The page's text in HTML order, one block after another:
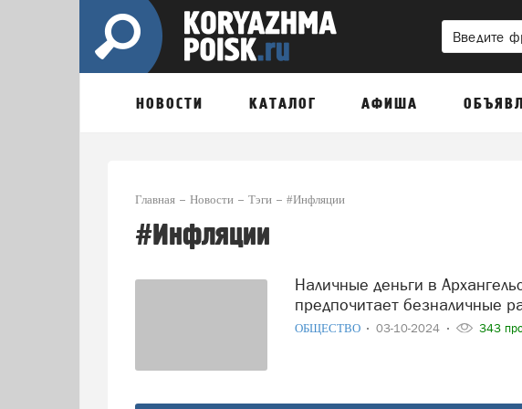
НОВОСТИ КАТАЛОГ АФИША
Главная Новости Тэги #Инфляции
#Инфляции
Наличные деньги в Архангельске: Треть молодежи
предпочитает безналичные
ОБЩЕСТВО 03-10-2024 343